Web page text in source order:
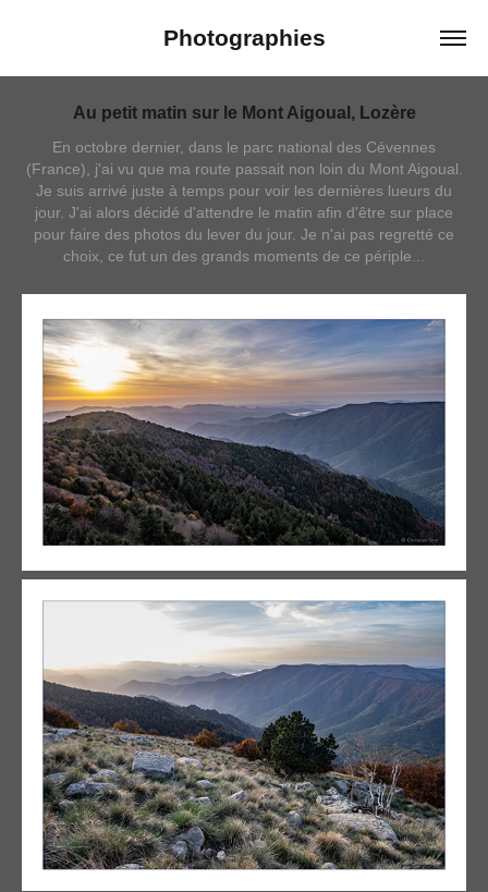
Photographies
Au petit matin sur le Mont Aigoual, Lozère
En octobre dernier, dans le parc national des Cévennes
(France), j'ai vu que ma route passait non loin du Mont Aigoual.
Je suis arrivé juste à temps pour voir les dernières lueurs du
jour. J'ai alors décidé d'attendre le matin afin d'être sur place
pour faire des photos du lever du jour. Je n'ai pas regretté ce
choix, ce fut un des grands moments de ce périple...